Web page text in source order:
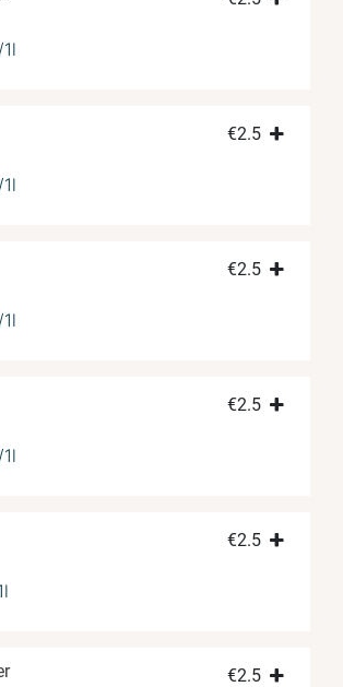
€2.5
€2.5
€2.5
€2.5
€2.5